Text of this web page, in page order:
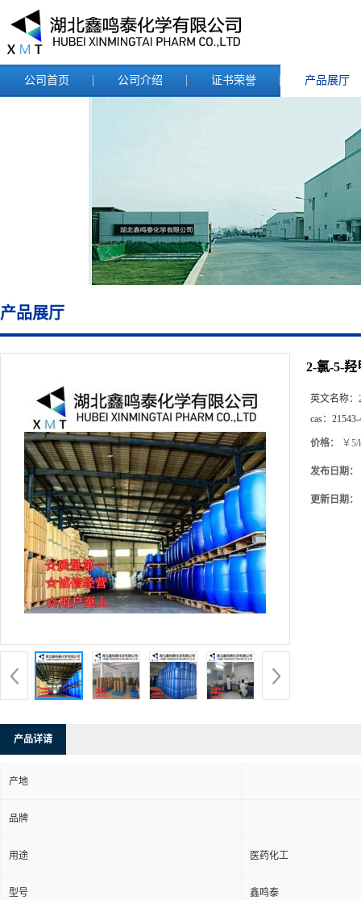
公司首页 公司介绍 证书荣誉 产品展厅
产品展厅
2-氯-5-
英文名称：
cas：
价格： ￥5/
发布日期：
更新日期：
产品详请
产地
品牌
用途 医药化工
型号 鑫鸣泰